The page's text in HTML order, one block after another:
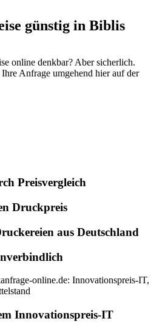
günstig in Biblis
online denkbar? Aber sicherlich.
Anfrage umgehend hier auf der
Preisvergleich
Druckpreis
aus Deutschland
Innovationspreis-IT